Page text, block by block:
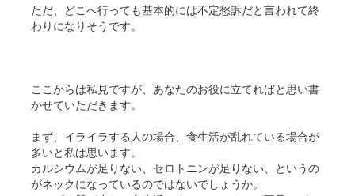
ただ、どこへ行っても基本的には不定愁訴だと言われて終
わりになりそうです。
ここからは私見ですが、あなたのお役に立てればと思い書
かせていただきます。
まず、イライラする人の場合、食生活が乱れている場合が
多いと私は思います。
カルシウムが足りない、セロトニンが足りない、というの
がネックになっているのではないでしょうか。